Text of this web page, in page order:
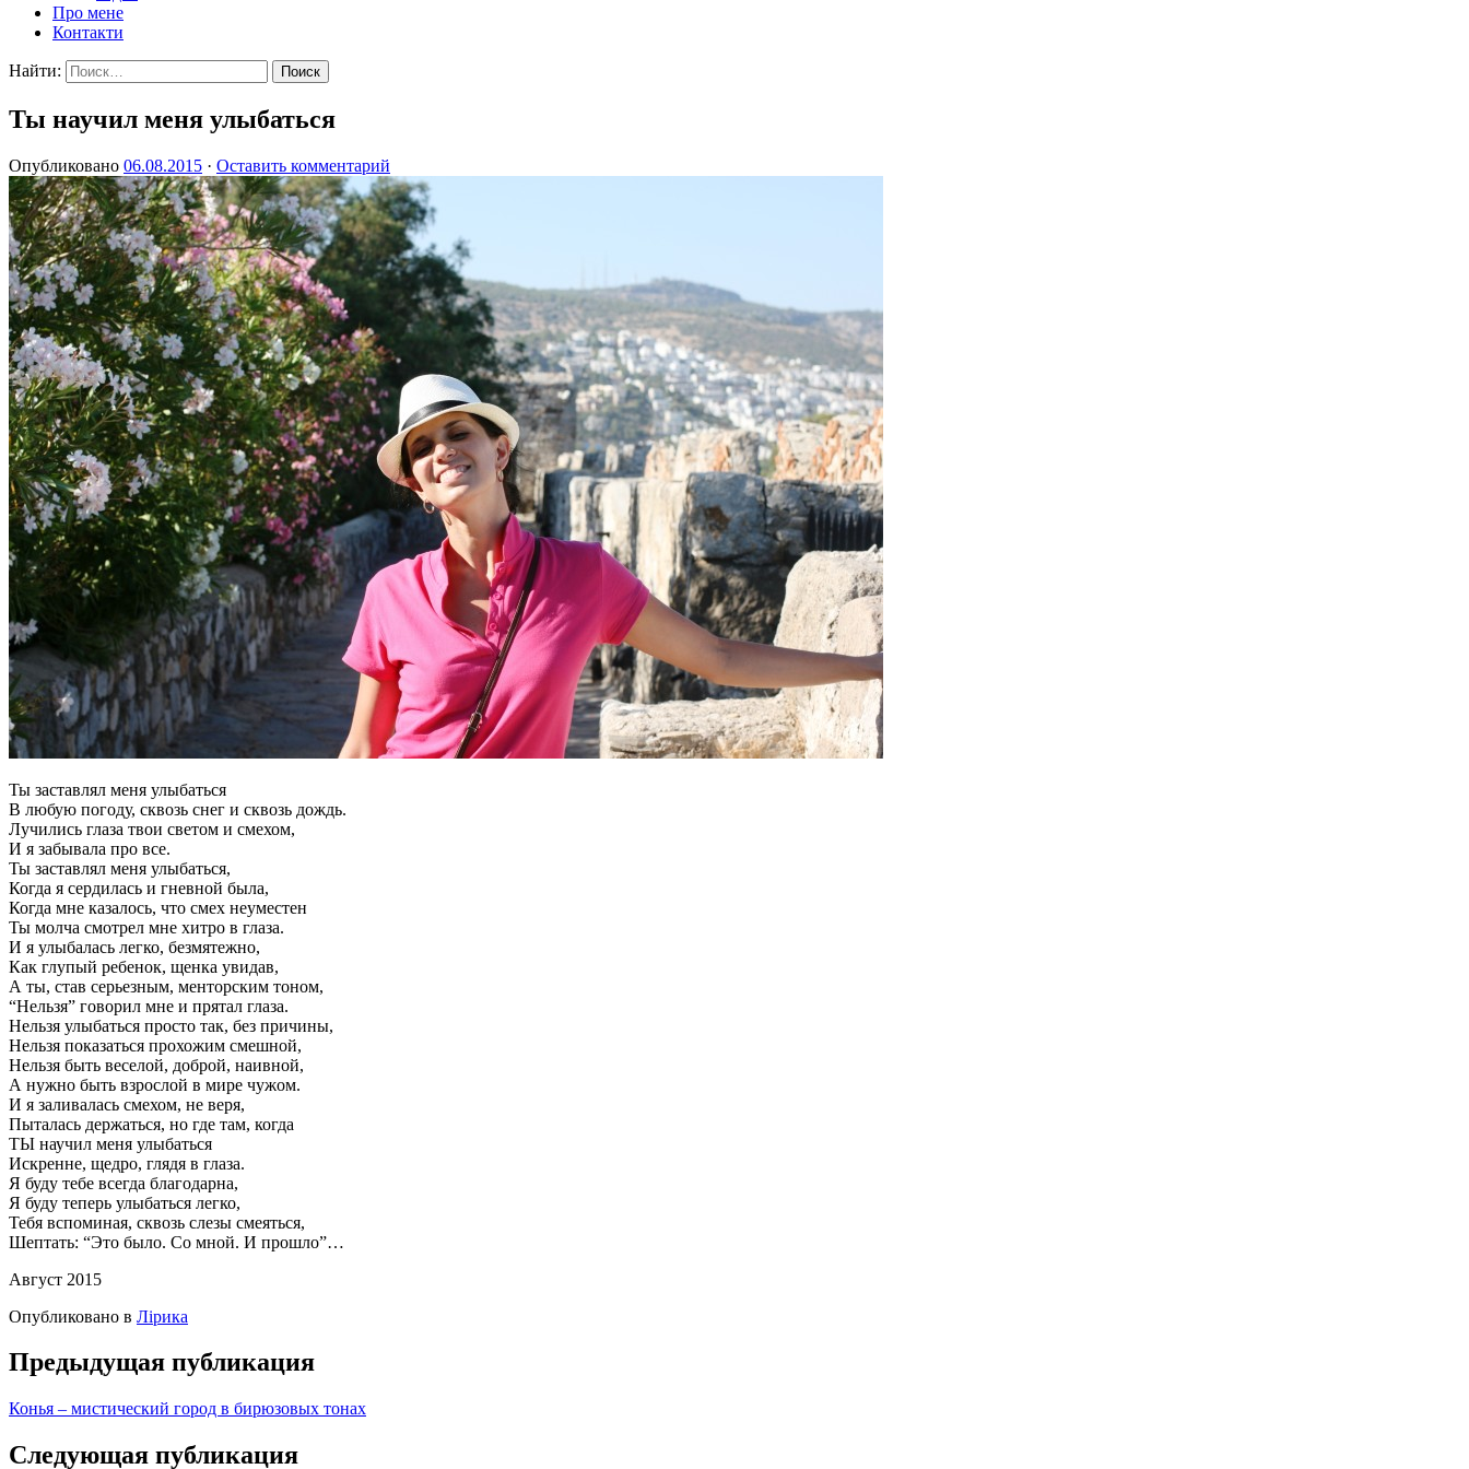
Про мене
Контакти
Найти:
Ты научил меня улыбаться
Опубликовано 06.08.2015 · Оставить комментарий
Ты заставлял меня улыбаться
В любую погоду, сквозь снег и сквозь дождь.
Лучились глаза твои светом и смехом,
И я забывала про все.
Ты заставлял меня улыбаться,
Когда я сердилась и гневной была,
Когда мне казалось, что смех неуместен
Ты молча смотрел мне хитро в глаза.
И я улыбалась легко, безмятежно,
Как глупый ребенок, щенка увидав,
А ты, став серьезным, менторским тоном,
“Нельзя” говорил мне и прятал глаза.
Нельзя улыбаться просто так, без причины,
Нельзя показаться прохожим смешной,
Нельзя быть веселой, доброй, наивной,
А нужно быть взрослой в мире чужом.
И я заливалась смехом, не веря,
Пыталась держаться, но где там, когда
ТЫ научил меня улыбаться
Искренне, щедро, глядя в глаза.
Я буду тебе всегда благодарна,
Я буду теперь улыбаться легко,
Тебя вспоминая, сквозь слезы смеяться,
Шептать: “Это было. Со мной. И прошло”…
Август 2015
Опубликовано в Лірика
Предыдущая публикация
Конья – мистический город в бирюзовых тонах
Следующая публикация